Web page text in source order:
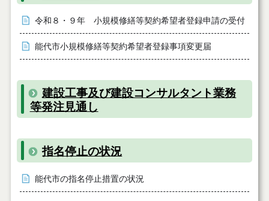
令和８・９年 小規模修繕等契約希望者登録申請の受付
能代市小規模修繕等契約希望者登録事項変更届
建設工事及び建設コンサルタント業務
等発注見通し
指名停止の状況
能代市の指名停止措置の状況